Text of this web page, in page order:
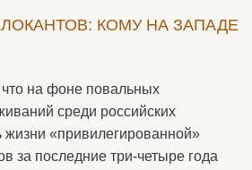
КОМУ НА ЗАПАДЕ
на фоне повальных
среди российских
жизни «привилегированной»
за последние три-четыре года